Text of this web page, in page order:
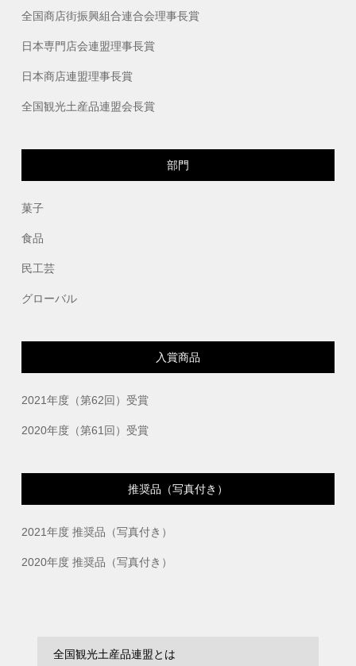
全国商店街振興組合連合会理事長賞
日本専門店会連盟理事長賞
日本商店連盟理事長賞
全国観光土産品連盟会長賞
部門
菓子
食品
民工芸
グローバル
入賞商品
2021年度（第62回）受賞
2020年度（第61回）受賞
推奨品（写真付き）
2021年度 推奨品（写真付き）
2020年度 推奨品（写真付き）
全国観光土産品連盟とは